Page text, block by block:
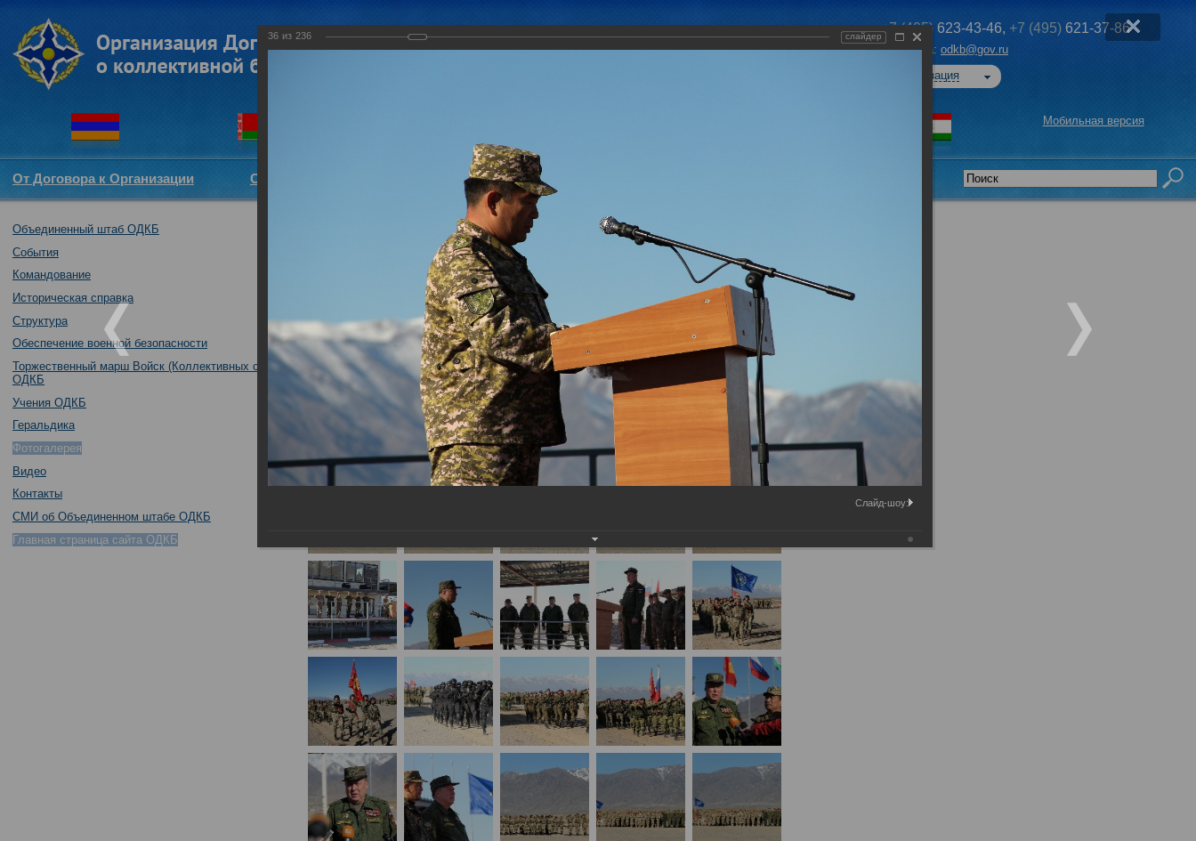
+7 (495) 623-43-46, +7 (495) 621-37-86
Эл. почта: odkb@gov.ru
Авторизация
Мобильная версия
От Договора к Организации Структура ОДКБ Документы
Объединенный штаб ОДКБ
События
Командование
Историческая справка
Структура
Обеспечение военной безопасности
Торжественный марш Войск (Коллективных сил)
ОДКБ
Учения ОДКБ
Геральдика
Фотогалерея
Видео
Контакты
СМИ об Объединенном штабе ОДКБ
Главная страница сайта ОДКБ
Совместное тактическое учение с воинскими контингентами КСБР ЦАР «Рубеж-2016»
36 из 236 слайдер
Слайд-шоу: